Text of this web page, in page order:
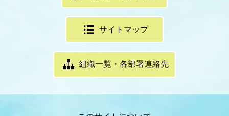
サイトマップ
組織一覧・各部署連絡先